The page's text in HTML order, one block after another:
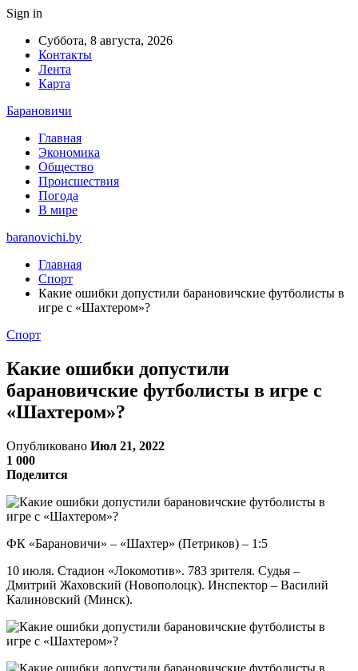
Sign in
Суббота, 8 августа, 2026
Контакты
Лента
Карта
Барановичи
Главная
Экономика
Общество
Происшествия
Погода
В мире
baranovichi.by
Главная
Спорт
Какие ошибки допустили барановичские футболисты в
игре с «Шахтером»?
Спорт
Какие ошибки допустили
барановичские футболисты в игре с
«Шахтером»?
Опубликовано Июл 21, 2022
1 000
Поделится
ФК «Барановичи» – «Шахтер» (Петриков) – 1:5
10 июля. Стадион «Локомотив». 783 зрителя. Судья –
Дмитрий Жаховский (Новополоцк). Инспектор – Василий
Калиновский (Минск).